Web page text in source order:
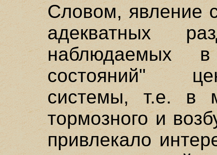
Словом, явление
адекватных
наблюдаемых
состояний"
системы, т.е. в
тормозного и
привлекало